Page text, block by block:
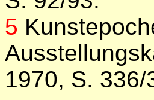
5
1970, S. 336/